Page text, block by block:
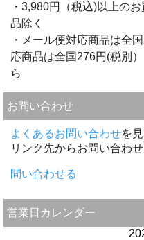
・3,980円（税込)以上の
品除く
・メール便対応商品は全
応商品は全国276円(税別
ら
お問い合わせ
よくあるお問い合わせを
リンク先からお問い合わせ
問い合わせる
営業日カレンダー